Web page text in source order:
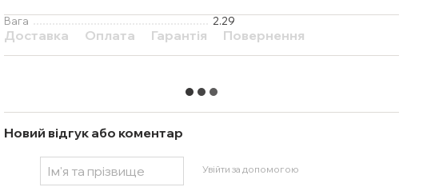
Вага 2.29
Доставка Оплата Гарантія Повернення
Новий відгук або коментар
Увійти за допомогою